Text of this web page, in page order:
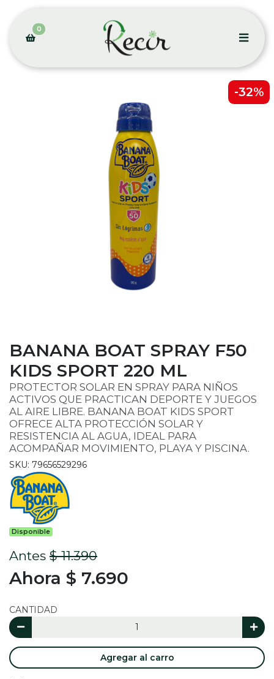
0
-32%
BANANA BOAT SPRAY F50
KIDS SPORT 220 ML
PROTECTOR SOLAR EN SPRAY PARA NIÑOS
ACTIVOS QUE PRACTICAN DEPORTE Y JUEGOS
AL AIRE LIBRE. BANANA BOAT KIDS SPORT
OFRECE ALTA PROTECCIÓN SOLAR Y
RESISTENCIA AL AGUA, IDEAL PARA
ACOMPAÑAR MOVIMIENTO, PLAYA Y PISCINA.
SKU: 79656529296
Disponible
Antes $ 11.390
Ahora $ 7.690
CANTIDAD
Agregar al carro